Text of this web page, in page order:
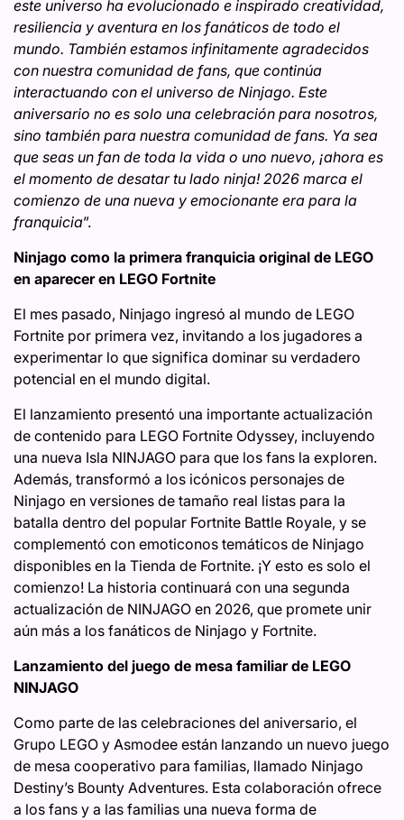
este universo ha evolucionado e inspirado creatividad,
resiliencia y aventura en los fanáticos de todo el
mundo. También estamos infinitamente agradecidos
con nuestra comunidad de fans, que continúa
interactuando con el universo de Ninjago. Este
aniversario no es solo una celebración para nosotros,
sino también para nuestra comunidad de fans. Ya sea
que seas un fan de toda la vida o uno nuevo, ¡ahora es
el momento de desatar tu lado ninja! 2026 marca el
comienzo de una nueva y emocionante era para la
franquicia”.
Ninjago como la primera franquicia original de LEGO
en aparecer en LEGO Fortnite
El mes pasado, Ninjago ingresó al mundo de LEGO
Fortnite por primera vez, invitando a los jugadores a
experimentar lo que significa dominar su verdadero
potencial en el mundo digital.
El lanzamiento presentó una importante actualización
de contenido para LEGO Fortnite Odyssey, incluyendo
una nueva Isla NINJAGO para que los fans la exploren.
Además, transformó a los icónicos personajes de
Ninjago en versiones de tamaño real listas para la
batalla dentro del popular Fortnite Battle Royale, y se
complementó con emoticonos temáticos de Ninjago
disponibles en la Tienda de Fortnite. ¡Y esto es solo el
comienzo! La historia continuará con una segunda
actualización de NINJAGO en 2026, que promete unir
aún más a los fanáticos de Ninjago y Fortnite.
Lanzamiento del juego de mesa familiar de LEGO
NINJAGO
Como parte de las celebraciones del aniversario, el
Grupo LEGO y Asmodee están lanzando un nuevo juego
de mesa cooperativo para familias, llamado Ninjago
Destiny’s Bounty Adventures. Esta colaboración ofrece
a los fans y a las familias una nueva forma de